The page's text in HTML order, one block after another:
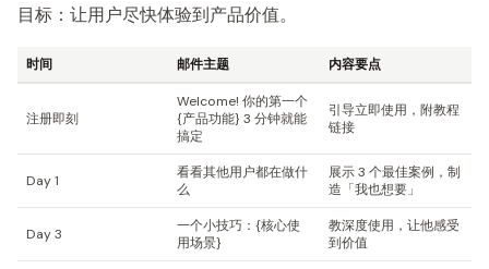
目标：让用户尽快体验到产品价值。
时间 邮件主题 内容要点
注册即刻
Welcome! 你的第一个
{产品功能} 3 分钟就能
搞定
引导立即使用，附教程
链接
Day 1
看看其他用户都在做什
么
展示 3 个最佳案例，制
造「我也想要」
Day 3
一个小技巧：{核心使
用场景}
教深度使用，让他感受
到价值